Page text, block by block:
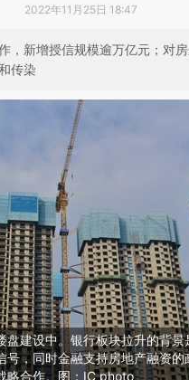
2022年11月25日 18:47
，新增授信规模逾万亿元；对
传染
盘建设中。银行板块拉升的背
号，同时金融支持房地产融资
略合作。图：IC photo